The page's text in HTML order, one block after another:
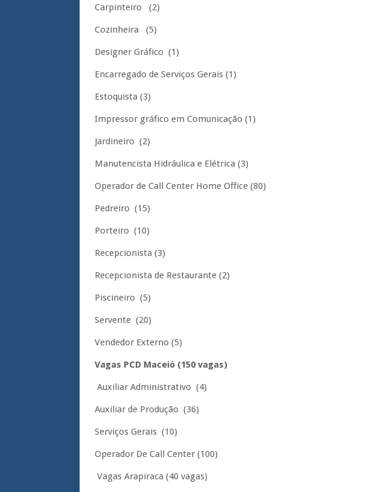
Carpinteiro (2)
Cozinheira (5)
Designer Gráfico (1)
Encarregado de Serviços Gerais (1)
Estoquista (3)
Impressor gráfico em Comunicação (1)
Jardineiro (2)
Manutencista Hidráulica e Elétrica (3)
Operador de Call Center Home Office (80)
Pedreiro (15)
Porteiro (10)
Recepcionista (3)
Recepcionista de Restaurante (2)
Piscineiro (5)
Servente (20)
Vendedor Externo (5)
Vagas PCD Maceió (150 vagas)
Auxiliar Administrativo (4)
Auxiliar de Produção (36)
Serviços Gerais (10)
Operador De Call Center (100)
Vagas Arapiraca (40 vagas)